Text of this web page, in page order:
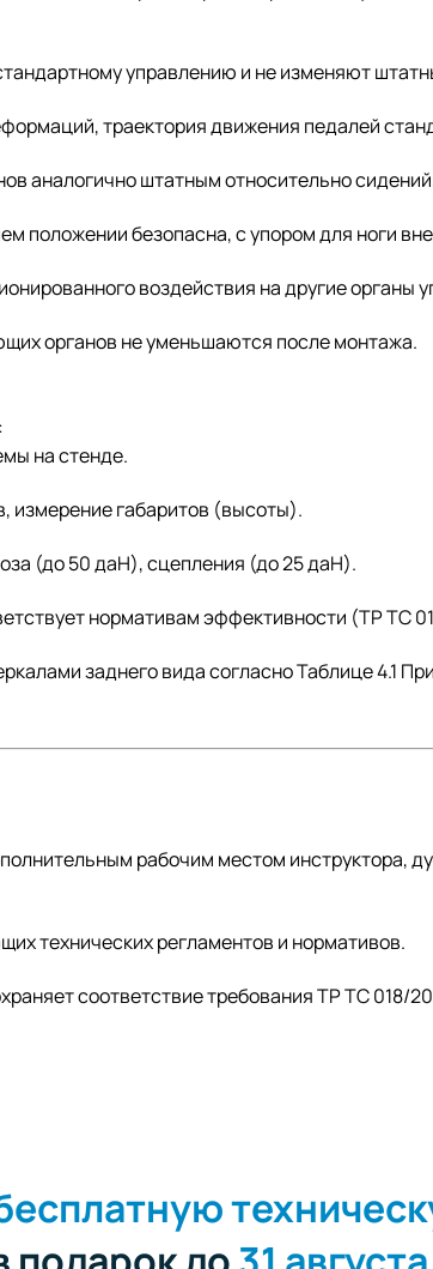
управлению и не изменяют
траектория движения педалей
аналогично штатным относительно
положении безопасна, с упором для ноги
воздействия на другие органы
органов не уменьшаются после монтажа.
на стенде.
измерение габаритов (высоты).
(до 50 даН), сцепления (до 25 даН).
нормативам эффективности (ТР ТС
заднего вида согласно Таблице 4.1
рабочим местом инструктора,
технических регламентов и нормативов.
соответствие требования ТР ТС 018/